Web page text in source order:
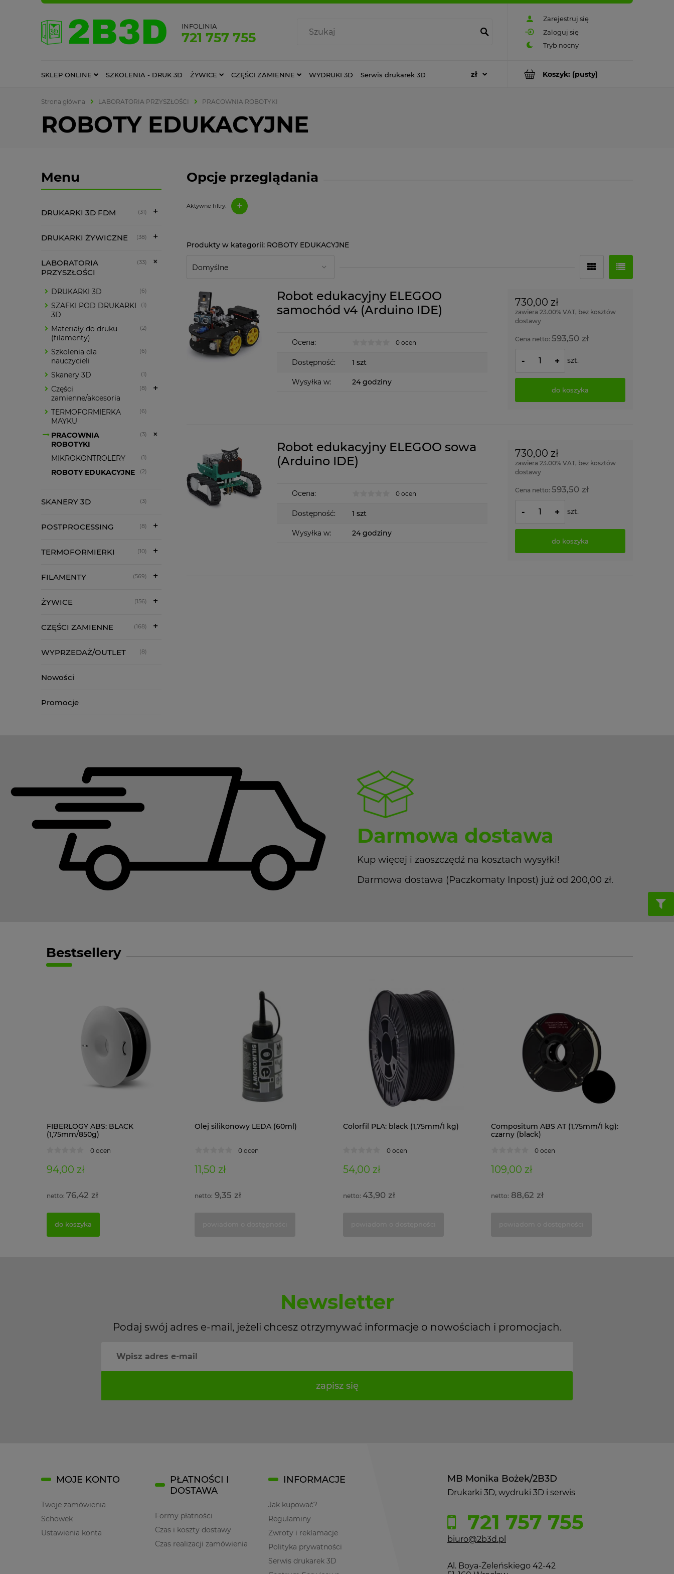
Zarejestruj się
Zaloguj się
INFOLINIA
721 757 755
Koszyk: (pusty)
SKLEP ONLINE SZKOLENIA - DRUK 3D ŻYWICE CZĘŚCI ZAMIENNE WYDRUKI 3D Serwis drukarek 3D
Strona główna LABORATORIA PRZYSZŁOŚCI PRACOWNIA ROBOTYKI
ROBOTY EDUKACYJNE
Menu
DRUKARKI 3D FDM (31)
DRUKARKI ŻYWICZNE (38)
LABORATORIA
PRZYSZŁOŚCI
(33)
DRUKARKI 3D (6)
SZAFKI POD DRUKARKI
3D
(1)
Materiały do druku
(filamenty)
(2)
Szkolenia dla
nauczycieli
(6)
Skanery 3D (1)
Części
zamienne/akcesoria
(8)
TERMOFORMIERKA
MAYKU
(6)
PRACOWNIA
ROBOTYKI
(3)
MIKROKONTROLERY (1)
ROBOTY EDUKACYJNE (2)
SKANERY 3D (3)
POSTPROCESSING (8)
TERMOFORMIERKI (10)
FILAMENTY (569)
ŻYWICE (156)
CZĘŚCI ZAMIENNE (168)
WYPRZEDAŻ/OUTLET (8)
Nowości
Promocje
Opcje przeglądania
Aktywne filtry: +
ROBOTY EDUKACYJNE
Robot edukacyjny ELEGOO
samochód v4 (Arduino IDE)
Ocena: 0 ocen
Dostępność: 1 szt
Wysyłka w: 24 godziny
730,00 zł
zawiera 23.00% VAT, bez kosztów
dostawy
Cena netto: 593,50 zł
- + szt.
do koszyka
Robot edukacyjny ELEGOO sowa
(Arduino IDE)
Ocena: 0 ocen
Dostępność: 1 szt
Wysyłka w: 24 godziny
730,00 zł
zawiera 23.00% VAT, bez kosztów
dostawy
Cena netto: 593,50 zł
- + szt.
do koszyka
Darmowa dostawa
Kup więcej i zaoszczędź na kosztach wysyłki!
Darmowa dostawa (Paczkomaty Inpost) już od 200,00 zł.
Bestsellery
FIBERLOGY ABS: BLACK
(1,75mm/850g)
0 ocen
94,00 zł
76,42 zł
do koszyka
Olej silikonowy LEDA (60ml)
0 ocen
11,50 zł
9,35 zł
Colorfil PLA: black (1,75mm/1 kg)
0 ocen
54,00 zł
43,90 zł
Compositum ABS AT (1,75mm/1 kg):
czarny (black)
0 ocen
109,00 zł
88,62 zł
Newsletter
Podaj swój adres e-mail, jeżeli chcesz otrzymywać informacje o nowościach i promocjach.
zapisz się
MB Monika Bożek/2B3D
Drukarki 3D, wydruki 3D i serwis
721 757 755
biuro@2b3d.pl
Al. Boya-Żeleńskiego 42-42
MOJE KONTO
Twoje zamówienia
Schowek
Ustawienia konta
PŁATNOŚCI I
DOSTAWA
Formy płatności
Czas i koszty dostawy
Czas realizacji zamówienia
INFORMACJE
Jak kupować?
Regulaminy
Zwroty i reklamacje
Polityka prywatności
Serwis drukarek 3D